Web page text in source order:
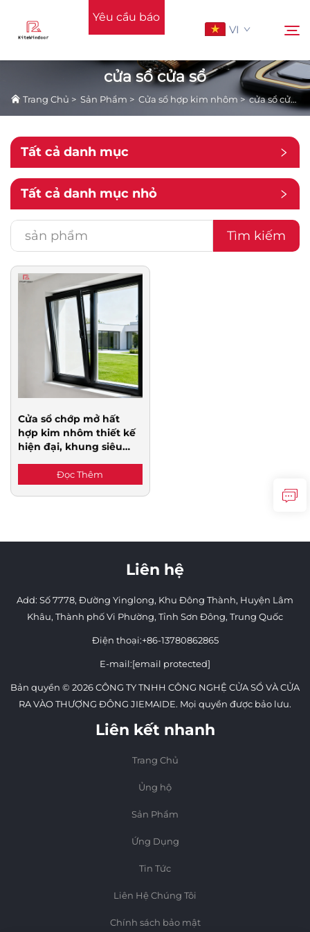
Yêu cầu báo
VI
Trang Chủ
Ủng hộ
Sản Phẩm
Ứng Dụng
Tin Tức
Liên Hệ Chúng Tôi
cửa sổ cửa sổ
Trang Chủ > Sản Phẩm > Cửa sổ hợp kim nhôm>cửa sổ cửa sổ
Tất cả danh mục
Tất cả danh mục nhỏ
Tìm kiếm
Cửa sổ chớp mở hất
hợp kim nhôm thiết kế
hiện đại, khung siêu
màn chống muỗi, cách
âm
Đọc Thêm
Liên hệ
Add: Số 7778, Đường Yinglong, Khu Đông Thành, Huyện Lâm
Khâu, Thành phố Vi Phường, Tỉnh Sơn Đông, Trung Quốc
Điện thoại:+86-13780862865
E-mail:[email protected]
Bản quyền © 2026 CÔNG TY TNHH CÔNG NGHỆ CỬA SỔ VÀ CỬA
RA VÀO THƯỢNG ĐÔNG JIEMAIDE. Mọi quyền được bảo lưu.
Liên kết nhanh
Trang Chủ
Ủng hộ
Sản Phẩm
Ứng Dụng
Tin Tức
Liên Hệ Chúng Tôi
Chính sách bảo mật